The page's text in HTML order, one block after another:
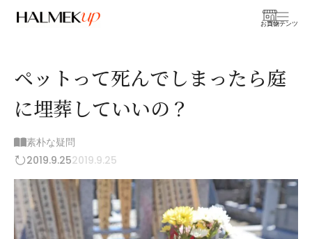
お買物
コンテンツ
ペットって死んでしまったら庭
に埋葬していいの？
素朴な疑問
2019.9.252019.9.25